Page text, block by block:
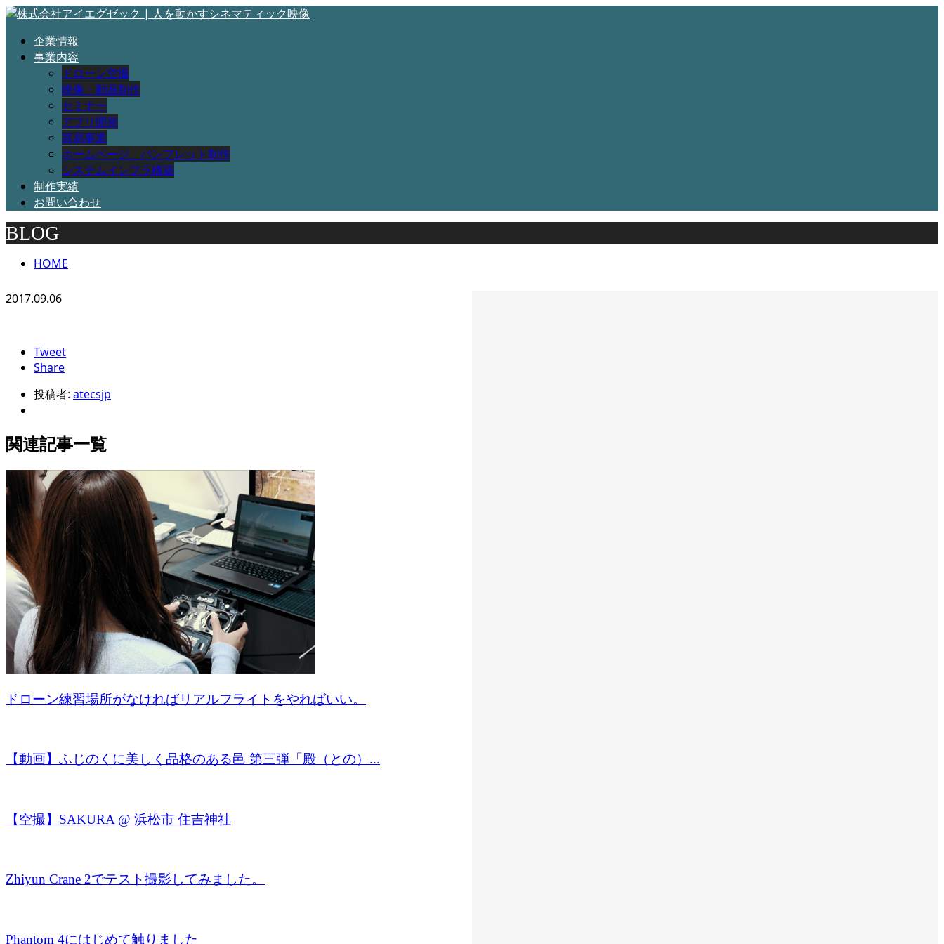
企業情報
事業内容
ドローン空撮
映像・動画制作
セミナー
アプリ開発
貿易事業
ホームページ、パンフレット制作
システムインフラ構築
制作実績
お問い合わせ
BLOG
HOME
2017.09.06
Tweet
Share
投稿者: atecsjp
関連記事一覧
ドローン練習場所がなければリアルフライトをやればいい。
【動画】ふじのくに美しく品格のある邑 第三弾「殿（との）...
【空撮】SAKURA @ 浜松市 住吉神社
Zhiyun Crane 2でテスト撮影してみました。
Phantom 4にはじめて触りました